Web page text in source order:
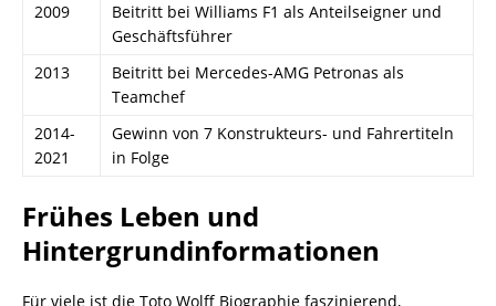
2009
Beitritt bei Williams F1 als Anteilseigner und
Geschäftsführer
2013
Beitritt bei Mercedes-AMG Petronas als
Teamchef
2014-
2021
Gewinn von 7 Konstrukteurs- und Fahrertiteln
in Folge
Frühes Leben und
Hintergrundinformationen
Für viele ist die Toto Wolff Biographie faszinierend,